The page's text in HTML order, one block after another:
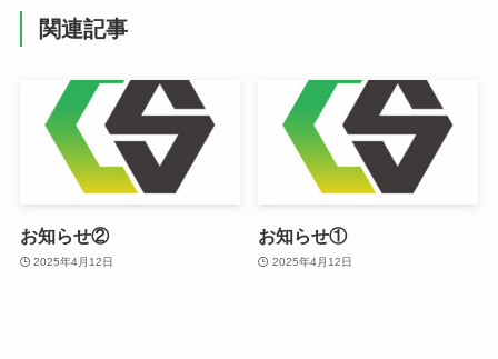
関連記事
お知らせ②
2025年4月12日
お知らせ①
2025年4月12日